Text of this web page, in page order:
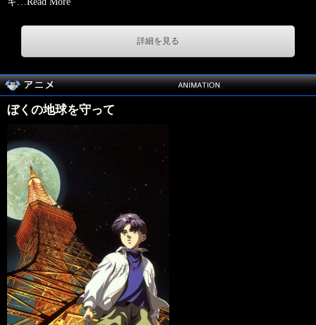
詳細を見る
ぼくの地球を守って